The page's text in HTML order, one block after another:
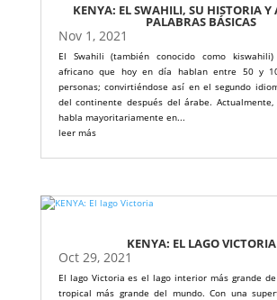
KENYA: EL SWAHILI, SU HISTORIA Y
PALABRAS BÁSICAS
Nov 1, 2021
El Swahili (también conocido como
africano que hoy en día hablan entre 50 y
personas; convirtiéndose así en el segundo
del continente después del árabe.
habla mayoritariamente en...
leer más
KENYA: EL LAGO VICTORIA
Oct 29, 2021
El lago Victoria es el lago interior más grande
tropical más grande del mundo. Con una